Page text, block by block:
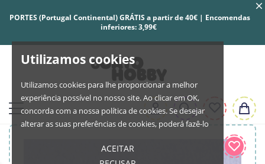
Utilizamos cookies
Utilizamos cookies para lhe proporcionar a melhor
experiência possível no nosso site. Ao clicar em OK,
concorda com a nossa política de cookies. Se desejar
alterar as suas preferências de cookies, poderá fazê-lo
ACEITAR
PORTES (Portugal Continental) GRÁTIS a partir de 40€ | Encomendas
inferiores: 3,99€